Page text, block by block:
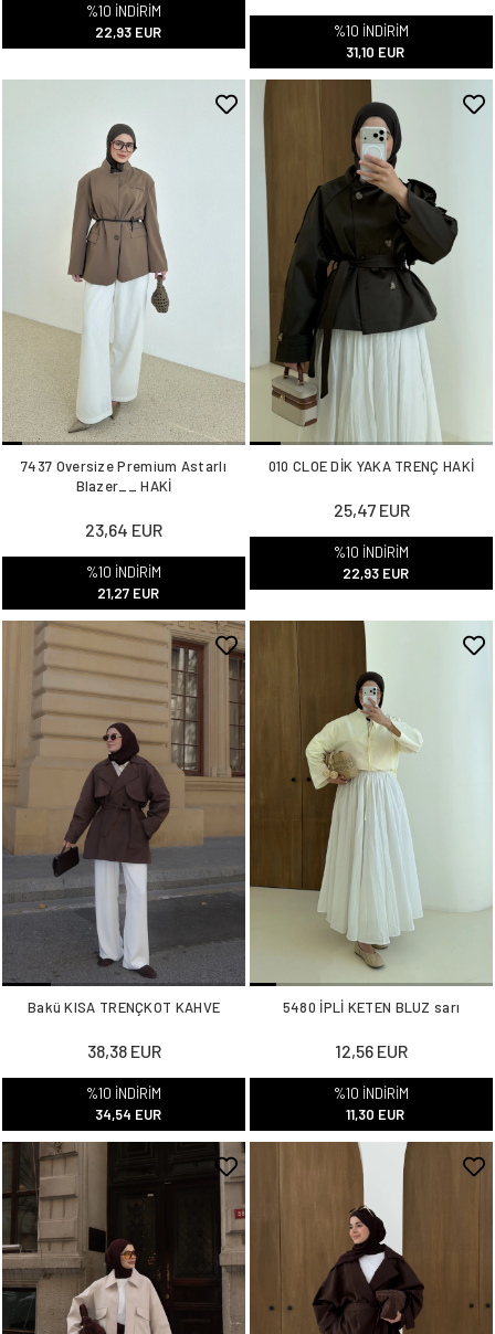
%10 İNDİRİM
22,93 EUR
%10 İNDİRİM
31,10 EUR
7437 Oversize Premium Astarlı
Blazer__ HAKİ
23,64 EUR
%10 İNDİRİM
21,27 EUR
010 CLOE DİK YAKA TRENÇ HAKİ
25,47 EUR
%10 İNDİRİM
22,93 EUR
Bakü KISA TRENÇKOT KAHVE
38,38 EUR
%10 İNDİRİM
34,54 EUR
5480 İPLİ KETEN BLUZ sarı
12,56 EUR
%10 İNDİRİM
11,30 EUR